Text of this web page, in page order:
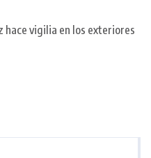
hace vigilia en los exteriores